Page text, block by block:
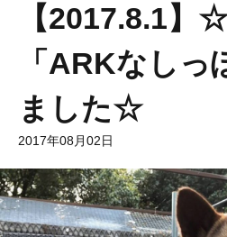
【2017.8.1】
「ARKなしっ
ました☆
2017年08月02日